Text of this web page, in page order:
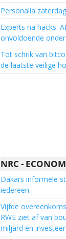
Personalia
Experts na hacks:
onvoldoende
Tot schrik van
de laatste veilige
NRC -
Dakars informele
iedereen
Vijfde
RWE ziet af van
miljard en